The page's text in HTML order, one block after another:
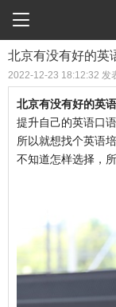

北京有没有好的英
2022-12-23 18:12:32 发
北京有没有好的英
提升自己的英语口
所以就想找个英语
不知道怎样选择，